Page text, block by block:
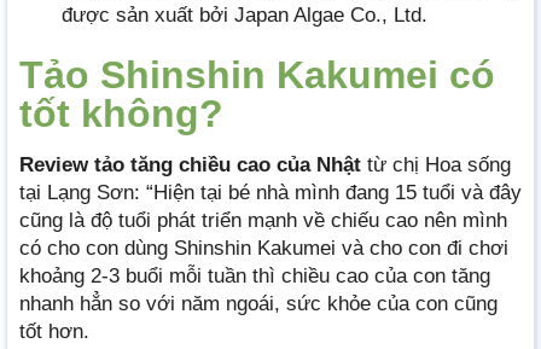
được sản xuất bởi Japan Algae Co., Ltd.
Tảo Shinshin Kakumei có
tốt không?
Review tảo tăng chiều cao của Nhật từ chị Hoa sống
tại Lạng Sơn: “Hiện tại bé nhà mình đang 15 tuổi và đây
cũng là độ tuổi phát triển mạnh về chiếu cao nên mình
có cho con dùng Shinshin Kakumei và cho con đi chơi
khoảng 2-3 buổi mỗi tuần thì chiều cao của con tăng
nhanh hẳn so với năm ngoái, sức khỏe của con cũng
tốt hơn.